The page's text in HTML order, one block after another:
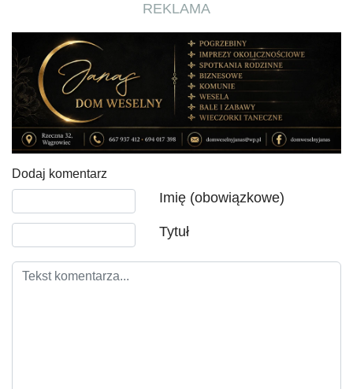
REKLAMA
Dodaj komentarz
Imię (obowiązkowe)
Tytuł